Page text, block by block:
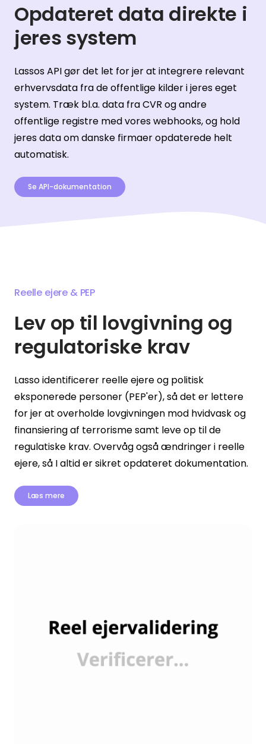
Opdateret data direkte i
jeres system
Lassos API gør det let for jer at integrere relevant
erhvervsdata fra de offentlige kilder i jeres eget
system. Træk bl.a. data fra CVR og andre
offentlige registre med vores webhooks, og hold
jeres data om danske firmaer opdaterede helt
automatisk.
Se API-dokumentation
Reelle ejere & PEP
Lev op til lovgivning og
regulatoriske krav
Lasso identificerer reelle ejere og politisk
eksponerede personer (PEP'er), så det er lettere
for jer at overholde lovgivningen mod hvidvask og
finansiering af terrorisme samt leve op til de
regulatiske krav. Overvåg også ændringer i reelle
ejere, så I altid er sikret opdateret dokumentation.
Læs mere